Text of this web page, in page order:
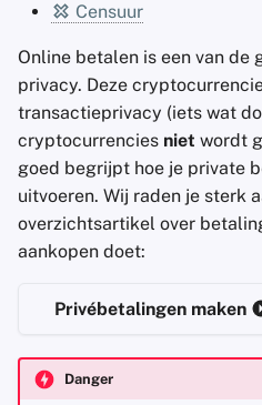
s
e
r
n
Onderwerpen
Besturingssystemen
VPN-diensten
Censuur
Online betalen is een van de
privacy. Deze
transactieprivacy (iets wat
cryptocurrencies niet wordt
goed begrijpt hoe je private
uitvoeren. Wij raden je sterk
overzichtsartikel over
aankopen doet:
Privébetalingen maken
Danger